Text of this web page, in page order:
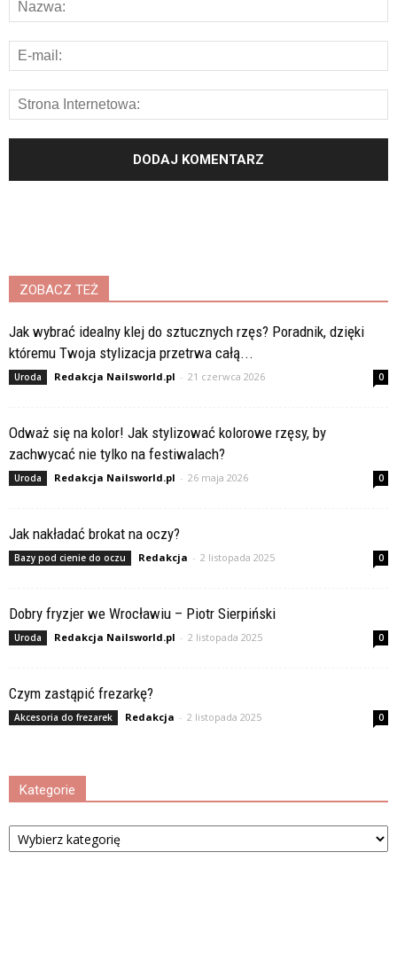
ZOBACZ TEŻ
Jak wybrać idealny klej do sztucznych rzęs? Poradnik, dzięki
któremu Twoja stylizacja przetrwa całą...
Uroda Redakcja Nailsworld.pl - 21 czerwca 2026 0
Odważ się na kolor! Jak stylizować kolorowe rzęsy, by
zachwycać nie tylko na festiwalach?
Uroda Redakcja Nailsworld.pl - 26 maja 2026 0
Jak nakładać brokat na oczy?
Bazy pod cienie do oczu Redakcja - 2 listopada 2025 0
Dobry fryzjer we Wrocławiu – Piotr Sierpiński
Uroda Redakcja Nailsworld.pl - 2 listopada 2025 0
Czym zastąpić frezarkę?
Akcesoria do frezarek Redakcja - 2 listopada 2025 0
Kategorie
Kategorie